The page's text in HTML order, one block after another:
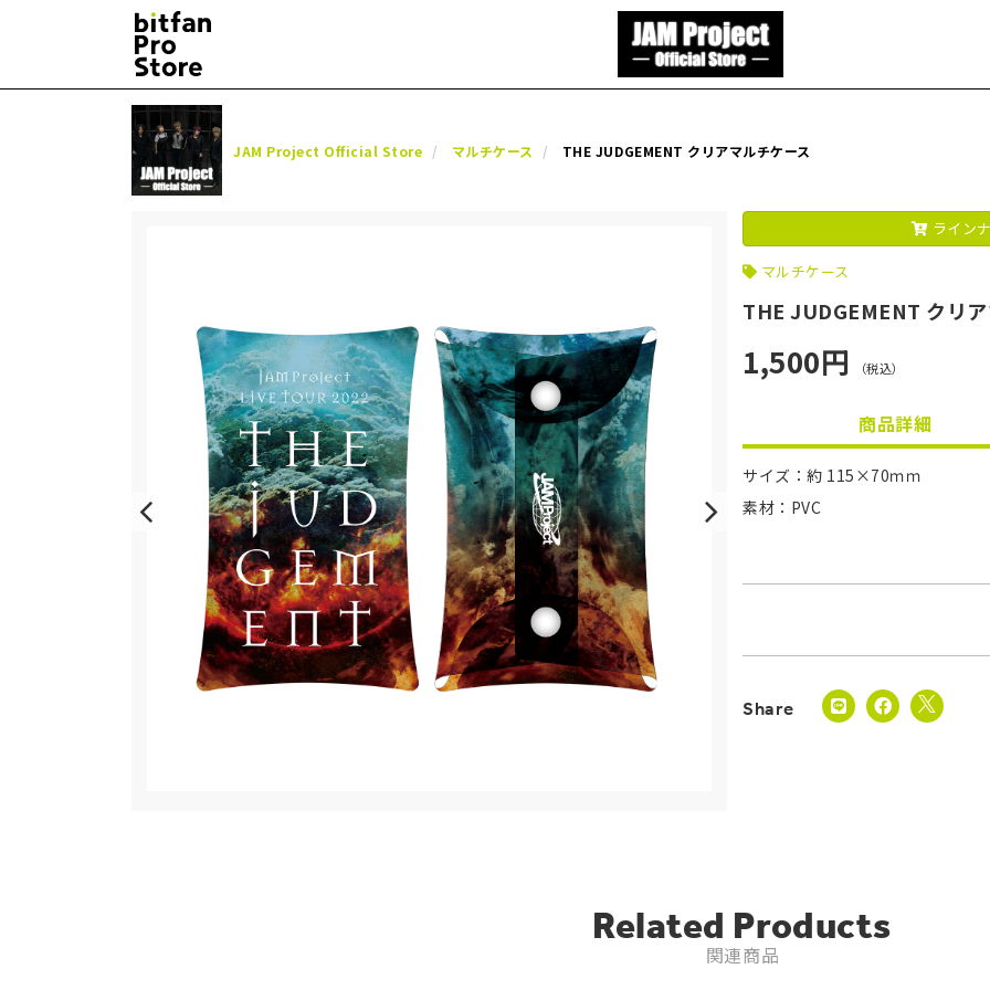
JAM Project Official Store マルチケース THE JUDGEMENT クリアマルチケース
ライン
マルチケース
THE JUDGEMENT クリ
1,500円 （税込）
商品詳細
サイズ：約 115×70ｍｍ
素材：PVC
Related Products
関連商品